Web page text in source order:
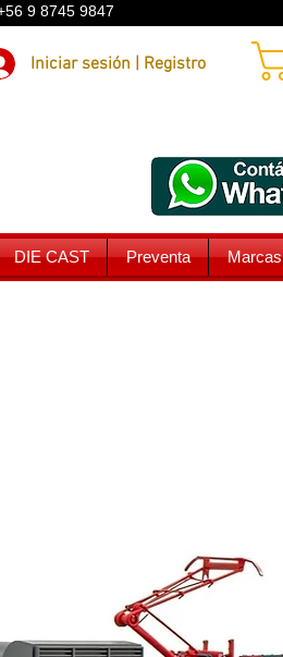
9 8745 9847
Iniciar sesión | Registro
DIE CAST Preventa Marcas